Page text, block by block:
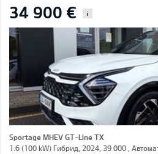
34 900 € i
Sportage MHEV GT-Line TX
1.6 (100 kW) Гибрид, 2024, 39 000 ,